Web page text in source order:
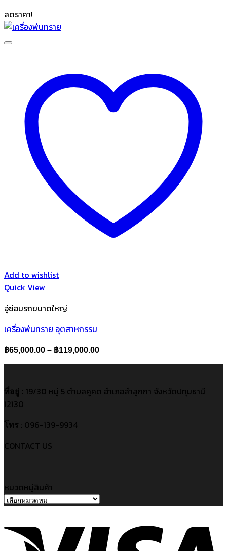
ลดราคา!
Add to wishlist
Quick View
อู่ซ่อมรถขนาดใหญ่
เครื่องพ่นทราย อุตสาหกรรม
฿65,000.00 – ฿119,000.00Price
through
ที่อยู่ : 19/30 หมู่ 5 ตำบลคูคต อำเภอลำลูกกา จังหวัดปทุมธานี
12130
โทร : 096-139-9934
CONTACT US
หมวดหมู่สินค้า